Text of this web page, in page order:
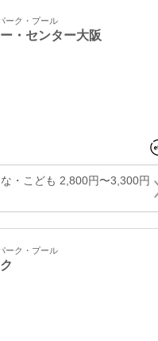
ーク・プール
・センター大阪
・こども 2,800円〜3,300円
ーク・プール